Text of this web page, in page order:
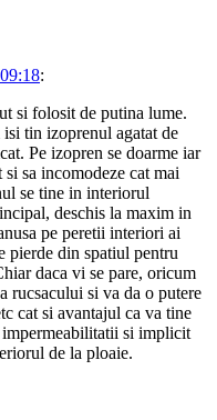
:
si folosit de putina lume.
tin izoprenul agatat de
Pe izopren se doarme iar
sa incomodeze cat mai
se tine in interiorul
deschis la maxim in
pe peretii interiori ai
pierde din spatiul pentru
daca vi se pare, oricum
rucsacului si va da o putere
cat si avantajul ca va tine
si implicit
de la ploaie.